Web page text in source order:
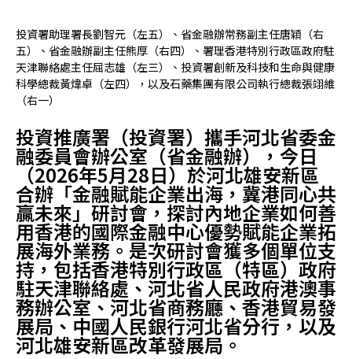
投資署助理署長劉智元（左五）、省金融辦常務副主任唐穎（右
五）、省金融辦副主任熊厚（右四）、署理香港特別行政區政府駐
天津聯絡處主任屈志雄（左三）、投資署創新及科技和生命與健康
科學總裁黃煒卓（左四），以及石藥集團有限公司執行總裁張翊維
（右一）
投資推廣署（投資署）攜手河北省委金
融委員會辦公室（省金融辦），今日
（2026年5月28日）於河北雄安新區
合辦「金融賦能企業出海，冀港同心共
贏未來」研討會，探討內地企業如何善
用香港的國際金融中心優勢賦能企業拓
展海外業務。是次研討會獲多個單位支
持，包括香港特別行政區（特區）政府
駐天津聯絡處、河北省人民政府港澳事
務辦公室、河北省商務廳、香港貿易發
展局、中國人民銀行河北省分行，以及
河北雄安新區改革發展局。